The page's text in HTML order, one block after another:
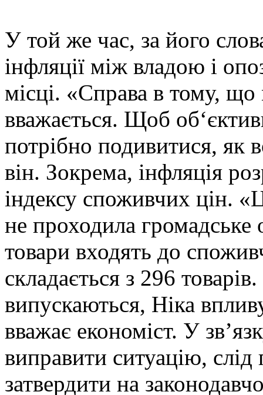
У той же час, за його
інфляції між владою і
місці. «Справа в тому,
вважається. Щоб
потрібно подивитися, як
він. Зокрема, інфляція
індексу споживчих цін.
не проходила громадське
товари входять до
складається з 296
випускаються, Ніка
вважає економіст. У
виправити ситуацію, слід
затвердити на